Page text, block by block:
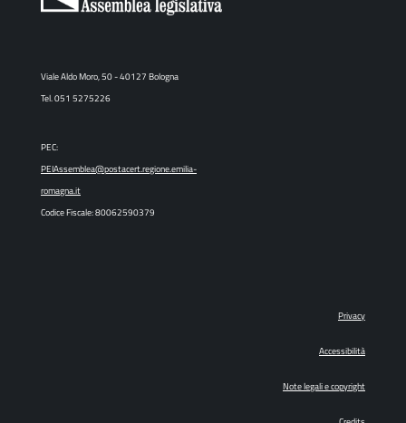
Viale Aldo Moro, 50 - 40127 Bologna
Tel. 051 5275226
PEC:
PEIAssemblea@postacert.regione.emilia-
romagna.it
Codice Fiscale: 80062590379
Privacy
Accessibilità
Note legali e copyright